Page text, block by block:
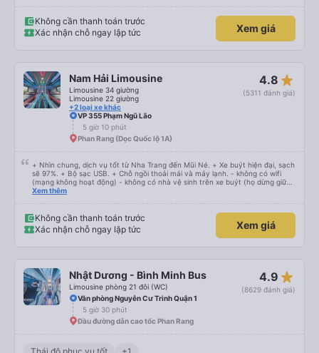
chúng tôi đến nơi sớm hơn một giờ so với thời gian quy định
Không cần thanh toán trước
Xác nhận chỗ ngay lập tức
Xem giá
Nam Hải Limousine
Limousine 34 giường
Limousine 22 giường
+2 loại xe khác
4.8 star_rate
(5311 đánh giá)
VP 355 Phạm Ngũ Lão
5 giờ 10 phút
Phan Rang (Dọc Quốc lộ 1A)
+ Nhìn chung, dịch vụ tốt từ Nha Trang đến Mũi Né. + Xe buýt hiện đại, sạch
sẽ 97%. + Bộ sạc USB. + Chỗ ngồi thoải mái và máy lạnh. - không có wifi
(mạng không hoạt động) - không có nhà vệ sinh trên xe buýt (họ dừng giữa
chừng) Họ gọi cho tôi và nói với tôi rằng xe buýt sẽ khởi hành sớm 45 phút
đường cao tốc nhanh, mới, hiện đại phục vụ tuyến đường này mà lái xe trên
những con đường nhỏ, chậm rãi. Nếu họ sử dụng đường cao tốc và không
dừng quá lâu ở phần còn lại trên đỉnh, tôi nghĩ thời gian di chuyển có thể
Xem thêm
Không cần thanh toán trước
Xác nhận chỗ ngay lập tức
Xem giá
Nhật Dương - Bình Minh Bus
Limousine phòng 21 đôi (WC)
4.9 star_rate
(8629 đánh giá)
Văn phòng Nguyễn Cư Trinh Quận 1
5 giờ 30 phút
Đầu đường dẫn cao tốc Phan Rang